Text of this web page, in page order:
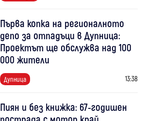
Първа копка на регионалното
депо за отпадъци в Дупница:
Проектът ще обслужва над 100
000 жители
Дупница 13:38
Пиян и без книжка: 67-годишен